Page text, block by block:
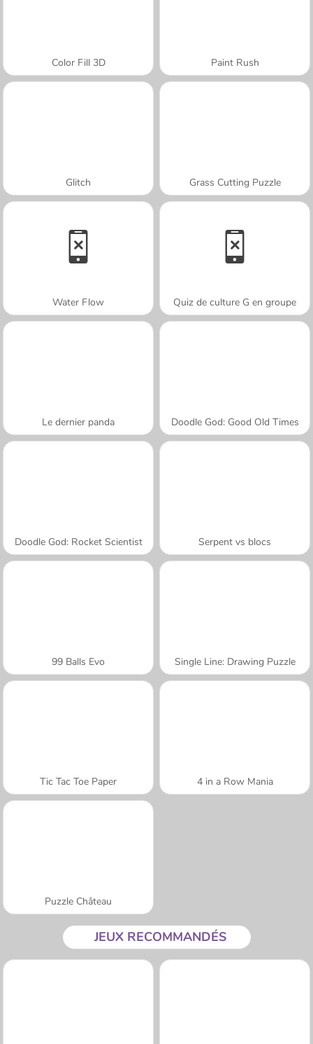
Color Fill 3D Paint Rush
Glitch Grass Cutting Puzzle
Water Flow Quiz de culture G en groupe
Le dernier panda Doodle God: Good Old Times
Doodle God: Rocket Scientist Serpent vs blocs
99 Balls Evo Single Line: Drawing Puzzle
Tic Tac Toe Paper 4 in a Row Mania
Puzzle Château
JEUX RECOMMANDÉS